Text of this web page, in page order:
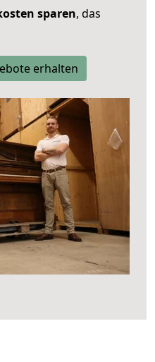
sparen, das
erhalten